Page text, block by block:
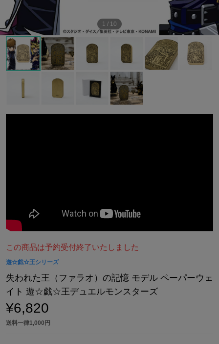
1 / 10
この商品は予約受付終了いたしました
遊☆戯☆王シリーズ
失われた王（ファラオ）の記憶 モデル ペーパーウェ
イト 遊☆戯☆王デュエルモンスターズ
¥6,820
送料一律1,000円